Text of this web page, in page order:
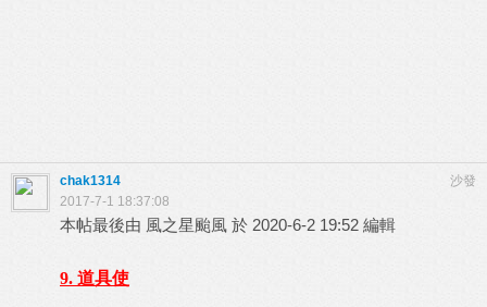
沙發
chak1314
2017-7-1 18:37:08
本帖最後由 風之星颱風 於 2020-6-2 19:52 編輯
9. 道具使